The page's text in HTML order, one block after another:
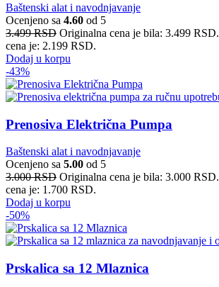
Baštenski alat i navodnjavanje
Ocenjeno sa 4.60 od 5
3.499RSD Originalna cena je bila: 3.499 RSD.
cena je: 2.199 RSD.
Dodaj u korpu
-43%
Prenosiva Električna Pumpa
Baštenski alat i navodnjavanje
Ocenjeno sa 5.00 od 5
3.000RSD Originalna cena je bila: 3.000 RSD.
cena je: 1.700 RSD.
Dodaj u korpu
-50%
Prskalica sa 12 Mlaznica